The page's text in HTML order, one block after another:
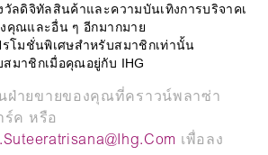
ลดิจิทัลสินค้าและความบันเทิงการบริจาคเ
คุณและอื่น ๆ อีกมากมาย
รโมชั่นพิเศษสำหรับสมาชิกเท่านั้น
มาชิกเมื่อคุณอยู่กับ IHG
ฝ่ายขายของคุณที่คราวน์พลาซ่า
ร์ค หรือ
เพื่อลง